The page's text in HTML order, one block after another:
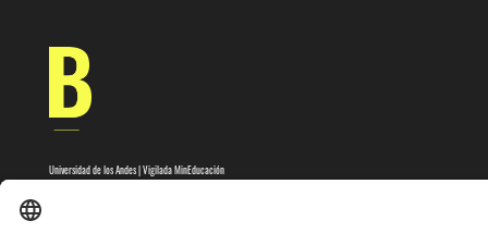
Universidad de los Andes | Vigilada MinEducación